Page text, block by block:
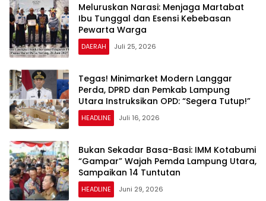
Meluruskan Narasi: Menjaga Martabat
Ibu Tunggal dan Esensi Kebebasan
Pewarta Warga
DAERAH Juli 25, 2026
Tegas! Minimarket Modern Langgar
Perda, DPRD dan Pemkab Lampung
Utara Instruksikan OPD: “Segera Tutup!”
HEADLINE Juli 16, 2026
​Bukan Sekadar Basa-Basi: IMM Kotabumi
“Gampar” Wajah Pemda Lampung Utara,
Sampaikan 14 Tuntutan
HEADLINE Juni 29, 2026